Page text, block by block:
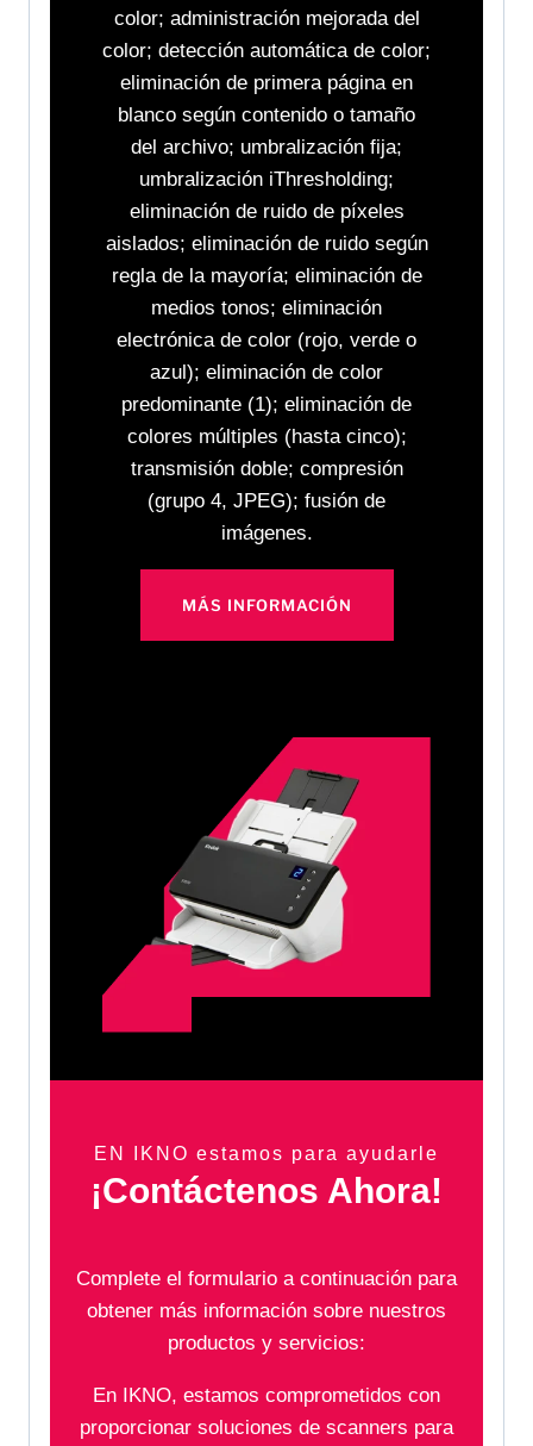
color; administración mejorada del
color; detección automática de color;
eliminación de primera página en
blanco según contenido o tamaño
del archivo; umbralización fija;
umbralización iThresholding;
eliminación de ruido de píxeles
aislados; eliminación de ruido según
regla de la mayoría; eliminación de
medios tonos; eliminación
electrónica de color (rojo, verde o
azul); eliminación de color
predominante (1); eliminación de
colores múltiples (hasta cinco);
transmisión doble; compresión
(grupo 4, JPEG); fusión de
imágenes.
MÁS INFORMACIÓN
EN IKNO estamos para ayudarle
¡Contáctenos Ahora!
Complete el formulario a continuación para
obtener más información sobre nuestros
productos y servicios:
En IKNO, estamos comprometidos con
proporcionar soluciones de scanners para